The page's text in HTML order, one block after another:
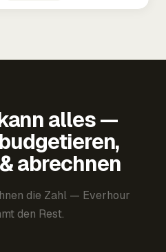
alles —
abrechnen
die Zahl — Everhour
den Rest.